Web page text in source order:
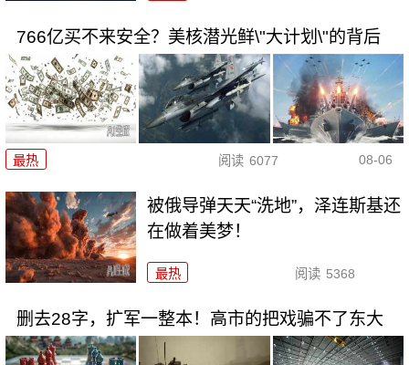
766亿买不来安全？美核潜光鲜\"大计划\"的背后
最热 阅读 6077 08-06
被俄导弹天天“洗地”，泽连斯基还
在做着美梦！
最热 阅读 5368
删去28字，扩军一整本！高市的把戏骗不了东大